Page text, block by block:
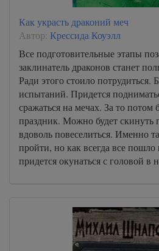
Как украсть драконий меч
Автор: Крессида Коуэлл
Все подготовительные этапы
заклинатель драконов станет
Ради этого стоило потрудиться.
испытаний. Придется
сражаться на мечах. За то потом
праздник. Можно будет скинуть
вдоволь повеселиться. Именно
пройти, но как всегда все пошло
придется окунаться с головой в